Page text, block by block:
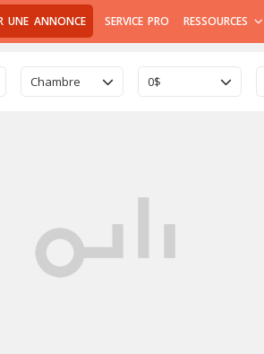
UNE ANNONCE SERVICE PRO RESSOURCES
Chambre 0$